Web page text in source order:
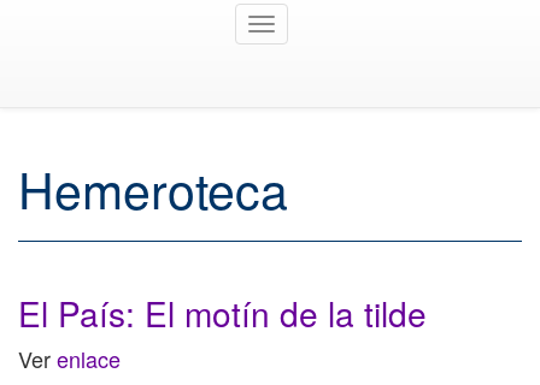
Toggle
Hemeroteca
El País: El motín de la tilde
Verenlace